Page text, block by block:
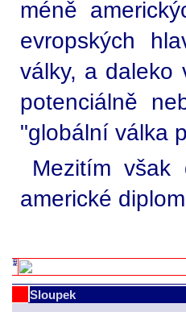
méně
evropských
války, a daleko
potenciálně
"globální válka
Mezitím
americké
Sloupek